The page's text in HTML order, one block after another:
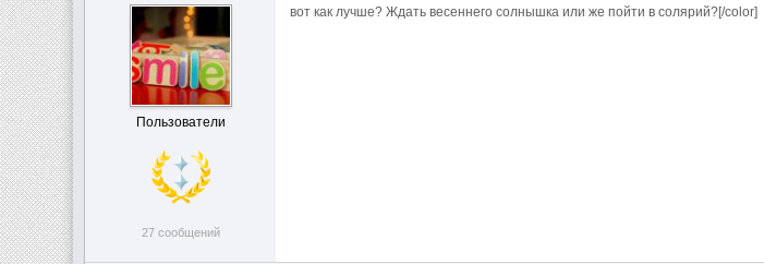
Пользователи
27 сообщений
вот как лучше? Ждать весеннего солнышка или же пойти в солярий?[/color]